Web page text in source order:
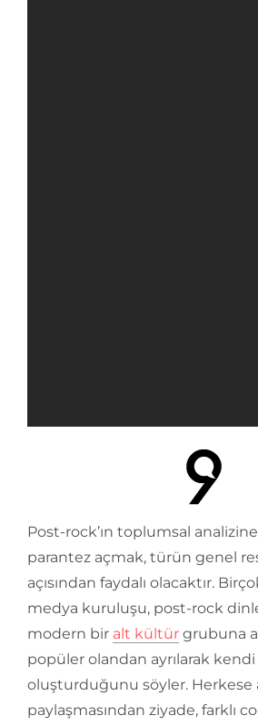
Post-rock’ın toplumsal
parantez açmak, türün genel
açısından faydalı olacaktır.
medya kuruluşu, post-rock
modern bir alt kültür grubuna
popüler olandan ayrılarak
oluşturduğunu söyler. Herkese
paylaşmasından ziyade, farklı